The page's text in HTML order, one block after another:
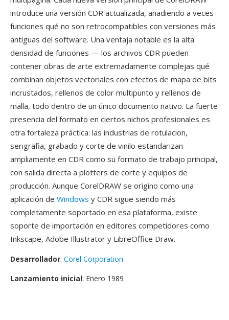
introduce una versión CDR actualizada, anadiendo a veces
funciones qué no son retrocompatibles con versiones más
antiguas del software. Una ventaja notable es la alta
densidad de funciones — los archivos CDR pueden
contener obras de arte extremadamente complejas qué
combinan objetos vectoriales con efectos de mapa de bits
incrustados, rellenos de color multipunto y rellenos de
malla, todo dentro de un único documento nativo. La fuerte
presencia del formato en ciertos nichos profesionales es
otra fortaleza práctica: las industrias de rotulacion,
serigrafia, grabado y corte de vinilo estandarizan
ampliamente en CDR como su formato de trabajo principal,
con salida directa a plotters de corte y equipos de
producción. Aunque CorelDRAW se origino como una
aplicación de Windows y CDR sigue siendo más
completamente soportado en esa plataforma, existe
soporte de importación en editores competidores como
Inkscape, Adobe Illustrator y LibreOffice Draw.
Desarrollador: Corel Corporation
Lanzamiento inicial: Enero 1989